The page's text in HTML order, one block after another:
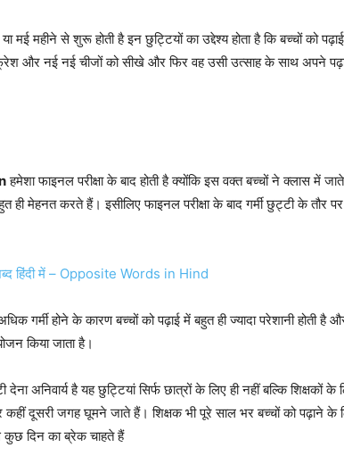
मई महीने से शुरू होती है इन छुट्टियों का उद्देश्य होता है कि बच्चों को
और नई नई चीजों को सीखे और फिर वह उसी उत्साह के साथ अपने
हमेशा फाइनल परीक्षा के बाद होती है क्योंकि इस वक्त बच्चों ने क्लास में
ही मेहनत करते हैं। इसीलिए फाइनल परीक्षा के बाद गर्मी छुट्टी के तौर
हिंदी में – Opposite Words in Hind
गर्मी होने के कारण बच्चों को पढ़ाई में बहुत ही ज्यादा परेशानी होती है
किया जाता है।
देना अनिवार्य है यह छुट्टियां सिर्फ छात्रों के लिए ही नहीं बल्कि शिक्षकों के
कहीं दूसरी जगह घूमने जाते हैं। शिक्षक भी पूरे साल भर बच्चों को पढ़ाने
दिन का ब्रेक चाहते हैं